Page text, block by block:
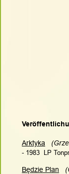
Arktyka
- 1983  LP
Będzie Plan